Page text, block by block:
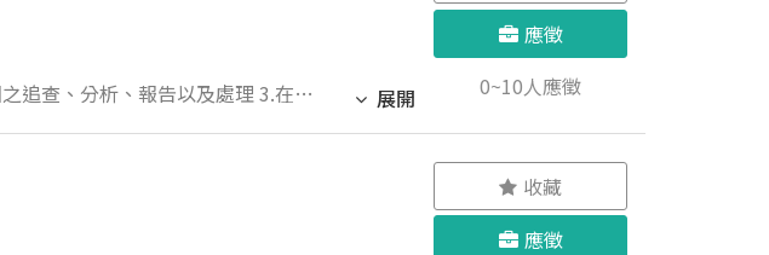
展開
應徵
0~10人應徵
收藏
應徵